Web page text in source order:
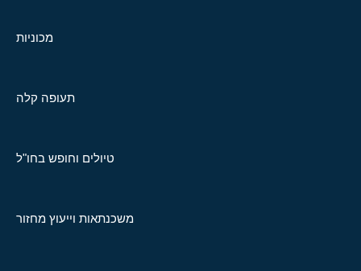
מכוניות
תעופה קלה
טיולים וחופש בחו"ל
משכנתאות וייעוץ מחזור